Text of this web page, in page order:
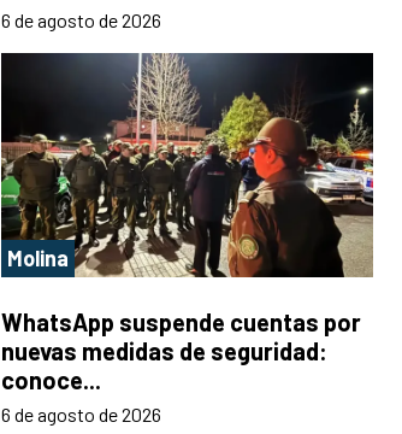
6 de agosto de 2026
Molina
WhatsApp suspende cuentas por
nuevas medidas de seguridad:
conoce...
6 de agosto de 2026